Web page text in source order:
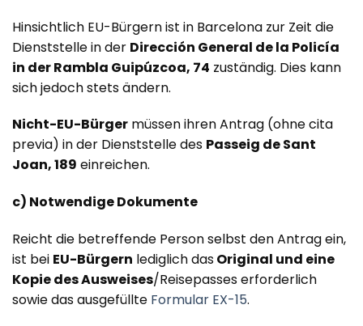
Hinsichtlich EU-Bürgern ist in Barcelona zur Zeit die
Dienststelle in der Dirección General de la Policía
in der Rambla Guipúzcoa, 74 zuständig. Dies kann
sich jedoch stets ändern.
Nicht-EU-Bürger müssen ihren Antrag (ohne cita
previa) in der Dienststelle des Passeig de Sant
Joan, 189 einreichen.
c) Notwendige Dokumente
Reicht die betreffende Person selbst den Antrag ein,
ist bei EU-Bürgern lediglich dasOriginal und eine
Kopie des Ausweises/Reisepasses erforderlich
sowie das ausgefüllte Formular EX-15.